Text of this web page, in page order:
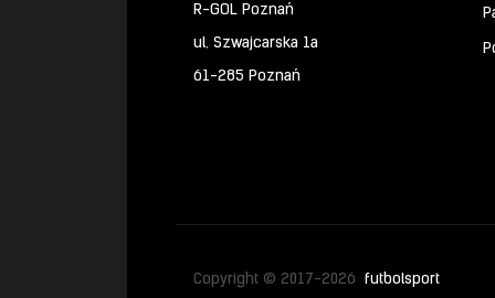
R-GOL Poznań
ul. Szwajcarska 1a
61-285 Poznań
Copyright © 2017-2026 futbolsport